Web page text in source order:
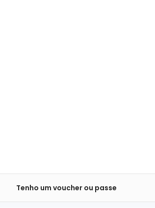
Tenho um voucher ou passe